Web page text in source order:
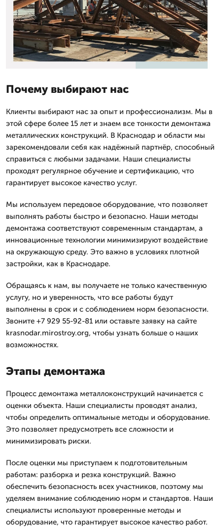
Почему выбирают нас
Клиенты выбирают нас за опыт и профессионализм. Мы в
этой сфере более 15 лет и знаем все тонкости демонтажа
металлических конструкций. В Краснодар и области мы
зарекомендовали себя как надёжный партнёр, способный
справиться с любыми задачами. Наши специалисты
проходят регулярное обучение и сертификацию, что
гарантирует высокое качество услуг.
Мы используем передовое оборудование, что позволяет
выполнять работы быстро и безопасно. Наши методы
демонтажа соответствуют современным стандартам, а
инновационные технологии минимизируют воздействие
на окружающую среду. Это важно в условиях плотной
застройки, как в Краснодаре.
Обращаясь к нам, вы получаете не только качественную
услугу, но и уверенность, что все работы будут
выполнены в срок и с соблюдением норм безопасности.
Звоните +7 929 55-92-81 или оставьте заявку на сайте
krasnodar.mirostroy.org, чтобы узнать больше о наших
возможностях.
Этапы демонтажа
Процесс демонтажа металлоконструкций начинается с
оценки объекта. Наши специалисты проводят анализ,
чтобы определить оптимальные методы и оборудование.
Это позволяет предусмотреть все сложности и
минимизировать риски.
После оценки мы приступаем к подготовительным
работам: разборка и резка конструкций. Важно
обеспечить безопасность всех участников, поэтому мы
уделяем внимание соблюдению норм и стандартов. Наши
специалисты используют проверенные методы и
оборудование, что гарантирует высокое качество работ.